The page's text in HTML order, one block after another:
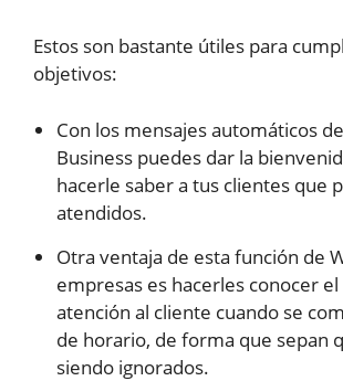
Estos son bastante útiles para
objetivos:
Con los mensajes automáticos
Business puedes dar la
hacerle saber a tus clientes que
atendidos.
Otra ventaja de esta función de
empresas es hacerles conocer
atención al cliente cuando se
de horario, de forma que sepan
siendo ignorados.